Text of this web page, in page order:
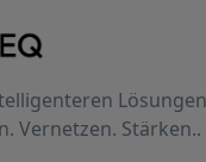
Vernetzen. Stärken..